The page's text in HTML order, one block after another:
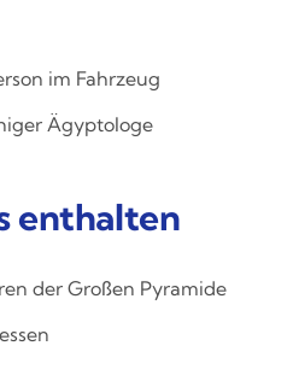
im Fahrzeug
Ägyptologe
enthalten
der Großen Pyramide